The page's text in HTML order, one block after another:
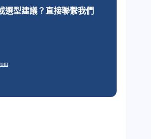
選型建議？直接聯繫我們